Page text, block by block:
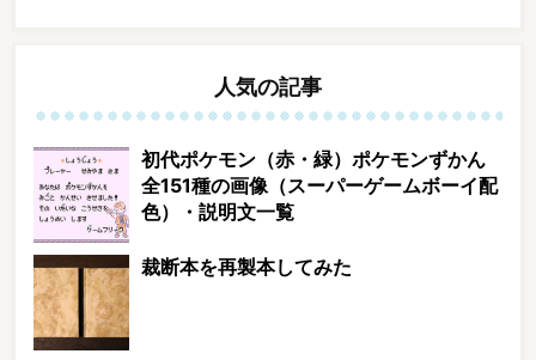
人気の記事
初代ポケモン（赤・緑）ポケモンずかん
全151種の画像（スーパーゲームボーイ配
色）・説明文一覧
裁断本を再製本してみた